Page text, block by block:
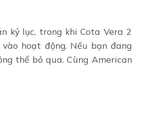
kỷ lục, trong khi Cota Vera 2
hoạt động. Nếu bạn đang
thể bỏ qua. Cùng American